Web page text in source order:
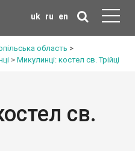
uk ru en
область >
> Микулинці: костел св. Трійці
св.